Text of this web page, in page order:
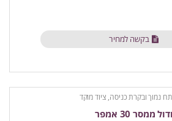
בקשה למחיר
נמוך ובקרת כניסה, ציוד מוקד
ממסר 30 אמפר